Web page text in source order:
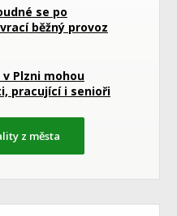
se po
běžný provoz
Plzni mohou
pracující i senioři
z města